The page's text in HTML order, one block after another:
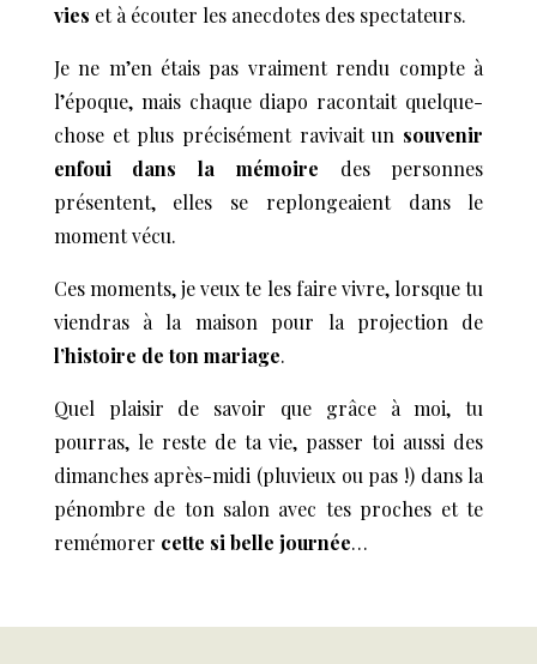
vies et à écouter les anecdotes des spectateurs.
Je ne m’en étais pas vraiment rendu compte à
l’époque, mais chaque diapo racontait quelque-
chose et plus précisément ravivait un souvenir
enfoui dans la mémoire des personnes
présentent, elles se replongeaient dans le
moment vécu.
Ces moments, je veux te les faire vivre, lorsque tu
viendras à la maison pour la projection de
l’histoire de ton mariage.
Quel plaisir de savoir que grâce à moi, tu
pourras, le reste de ta vie, passer toi aussi des
dimanches après-midi (pluvieux ou pas !) dans la
pénombre de ton salon avec tes proches et te
remémorer cette si belle journée…